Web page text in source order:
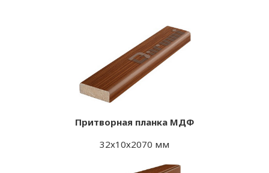
Притворная планка МДФ
32х10х2070 мм